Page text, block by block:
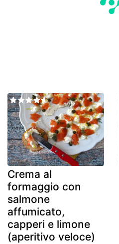
Crema al
formaggio con
salmone
affumicato,
capperi e limone
(aperitivo veloce)